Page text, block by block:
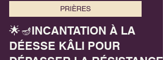
Tatiana AURIOT
6 févr. 2024
3 min de lecture
PRIÈRES
🌟🪔INCANTATION À LA